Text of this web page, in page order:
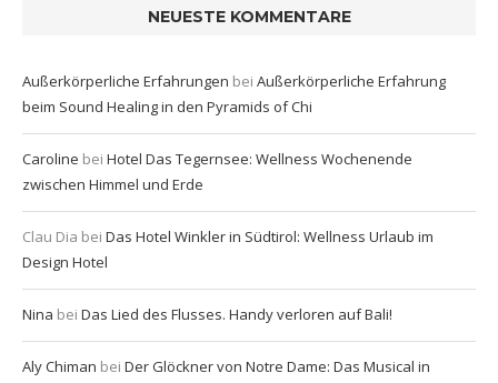
NEUESTE KOMMENTARE
Außerkörperliche Erfahrungen bei Außerkörperliche Erfahrung
beim Sound Healing in den Pyramids of Chi
Caroline bei Hotel Das Tegernsee: Wellness Wochenende
zwischen Himmel und Erde
Clau Dia bei Das Hotel Winkler in Südtirol: Wellness Urlaub im
Design Hotel
Nina bei Das Lied des Flusses. Handy verloren auf Bali!
Aly Chiman bei Der Glöckner von Notre Dame: Das Musical in